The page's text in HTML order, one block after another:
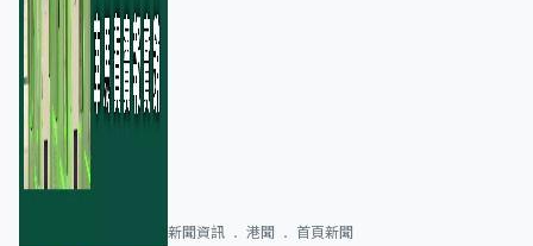
新聞資訊 港聞 首頁新聞